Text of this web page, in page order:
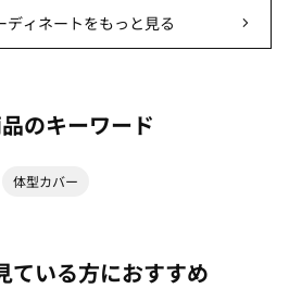
ディネートをもっと見る
のキーワード
体型カバー
ている方におすすめ